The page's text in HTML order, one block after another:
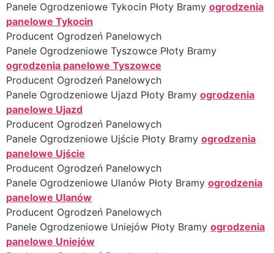
Panele Ogrodzeniowe Tykocin Płoty Bramy ogrodzenia
panelowe Tykocin
Producent Ogrodzeń Panelowych
Panele Ogrodzeniowe Tyszowce Płoty Bramy
ogrodzenia panelowe Tyszowce
Producent Ogrodzeń Panelowych
Panele Ogrodzeniowe Ujazd Płoty Bramy ogrodzenia
panelowe Ujazd
Producent Ogrodzeń Panelowych
Panele Ogrodzeniowe Ujście Płoty Bramy ogrodzenia
panelowe Ujście
Producent Ogrodzeń Panelowych
Panele Ogrodzeniowe Ulanów Płoty Bramy ogrodzenia
panelowe Ulanów
Producent Ogrodzeń Panelowych
Panele Ogrodzeniowe Uniejów Płoty Bramy ogrodzenia
panelowe Uniejów